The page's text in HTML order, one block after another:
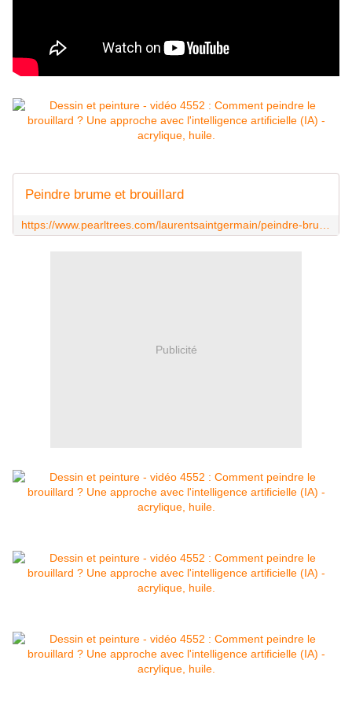
Peindre brume et brouillard
Publicité